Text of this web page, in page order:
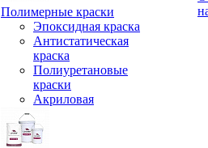
Полимерные краски
Эпоксидная краска
Антистатическая
краска
Полиуретановые
краски
Акриловая